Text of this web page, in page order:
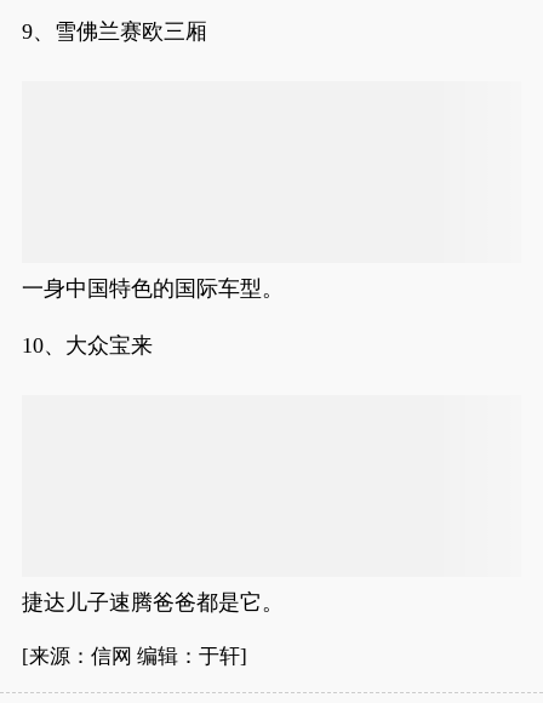
9、雪佛兰赛欧三厢
一身中国特色的国际车型。
10、大众宝来
捷达儿子速腾爸爸都是它。
[来源：信网 编辑：于轩]